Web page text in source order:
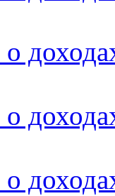
о
о
о